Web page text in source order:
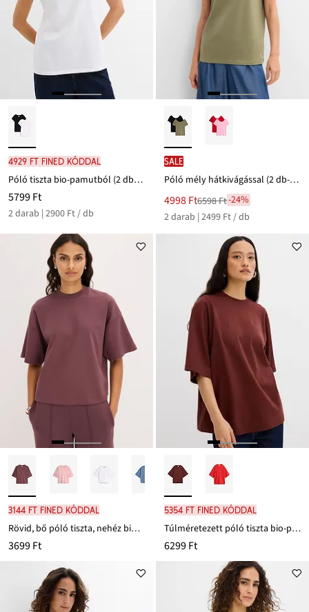
4929 Ft FINED kóddal
Póló tiszta bio-pamutból (2 db-os csomag)
5799 Ft
2 darab | 2900 Ft / db
SALE
Póló mély hátkivágással (2 db-os csomag)
Új
ár
4998 Ft
Leárazva
6598 Ft
Ft-
6598 Ft-24%
2 darab | 2499 Ft / db
3144 Ft FINED kóddal
Rövid, bő póló tiszta, nehéz bio-pamutból
3699 Ft
5354 Ft FINED kóddal
Túlméretezett póló tiszta bio-pamutból
6299 Ft